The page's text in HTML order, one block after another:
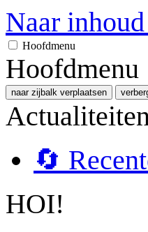
Naar
Hoofdmenu
Hoofdmenu
naar zijbalk verplaatsen
🔄
HOI!